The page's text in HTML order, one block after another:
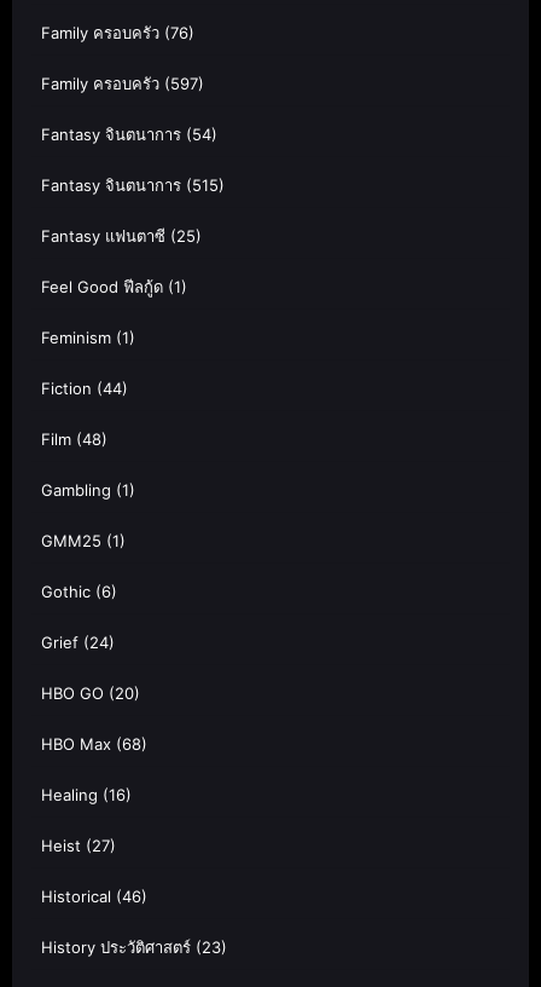
Family ครอบครัว (76)
Family ครอบครัว (597)
Fantasy จินตนาการ (54)
Fantasy จินตนาการ (515)
Fantasy แฟนตาซี (25)
Feel Good ฟีลกู้ด (1)
Feminism (1)
Fiction (44)
Film (48)
Gambling (1)
GMM25 (1)
Gothic (6)
Grief (24)
HBO GO (20)
HBO Max (68)
Healing (16)
Heist (27)
Historical (46)
History ประวัติศาสตร์ (23)